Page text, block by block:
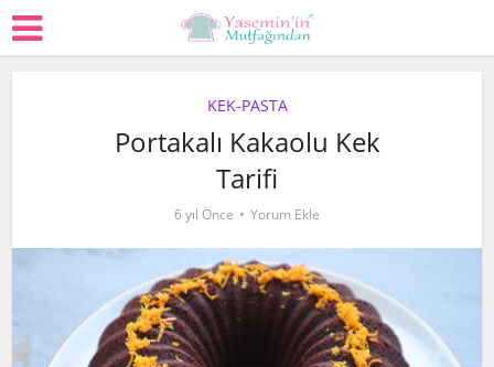
KEK-PASTA
Portakalı Kakaolu Kek
Tarifi
6 yıl Önce Yorum Ekle